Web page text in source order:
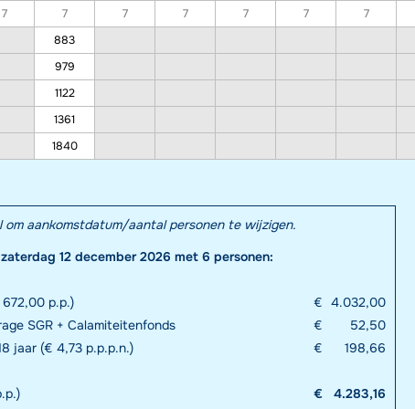
7 7 7 7 7 7 7
883
979
1122
1361
1840
aankomstdatum/aantal personen te wijzigen.
12 december 2026 met 6 personen:
p.p.) € 4.032,00
SGR + Calamiteitenfonds €
52,50
jaar (€ 4,73 p.p.p.n.) € 198,66
€ 4.283,16